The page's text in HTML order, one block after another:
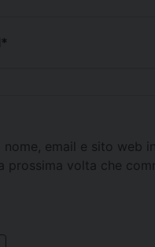
*
nome, email e sito web
prossima volta che